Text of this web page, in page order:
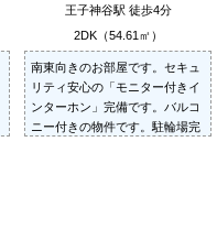
王子神谷駅 徒歩4分
2DK（54.61㎡）
南東向きのお部屋です。セキュ
リティ安心の「モニター付きイ
ンターホン」完備です。バルコ
ニー付きの物件です。駐輪場完